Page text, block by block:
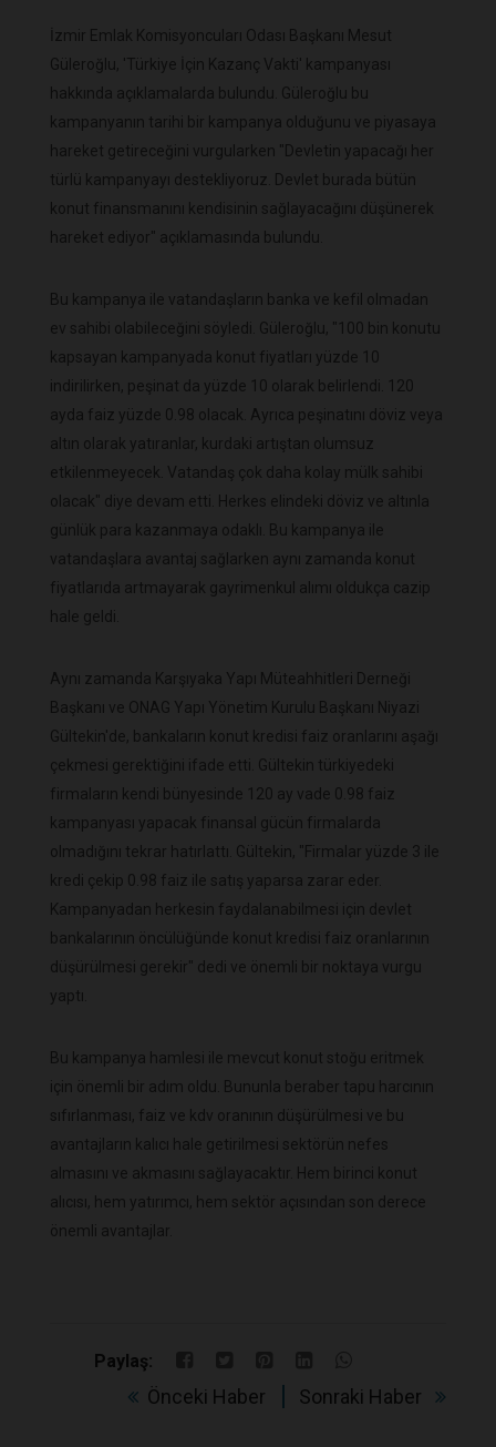
İzmir Emlak Komisyoncuları Odası Başkanı Mesut
Güleroğlu, 'Türkiye İçin Kazanç Vakti' kampanyası
hakkında açıklamalarda bulundu. Güleroğlu bu
kampanyanın tarihi bir kampanya olduğunu ve piyasaya
hareket getireceğini vurgularken "Devletin yapacağı her
türlü kampanyayı destekliyoruz. Devlet burada bütün
konut finansmanını kendisinin sağlayacağını düşünerek
hareket ediyor" açıklamasında bulundu.
Bu kampanya ile vatandaşların banka ve kefil olmadan
ev sahibi olabileceğini söyledi. Güleroğlu, "100 bin konutu
kapsayan kampanyada konut fiyatları yüzde 10
indirilirken, peşinat da yüzde 10 olarak belirlendi. 120
ayda faiz yüzde 0.98 olacak. Ayrıca peşinatını döviz veya
altın olarak yatıranlar, kurdaki artıştan olumsuz
etkilenmeyecek. Vatandaş çok daha kolay mülk sahibi
olacak" diye devam etti. Herkes elindeki döviz ve altınla
günlük para kazanmaya odaklı. Bu kampanya ile
vatandaşlara avantaj sağlarken aynı zamanda konut
fiyatlarıda artmayarak gayrimenkul alımı oldukça cazip
hale geldi.
Aynı zamanda Karşıyaka Yapı Müteahhitleri Derneği
Başkanı ve ONAG Yapı Yönetim Kurulu Başkanı Niyazi
Gültekin'de, bankaların konut kredisi faiz oranlarını aşağı
çekmesi gerektiğini ifade etti. Gültekin türkiyedeki
firmaların kendi bünyesinde 120 ay vade 0.98 faiz
kampanyası yapacak finansal gücün firmalarda
olmadığını tekrar hatırlattı. Gültekin, "Firmalar yüzde 3 ile
kredi çekip 0.98 faiz ile satış yaparsa zarar eder.
Kampanyadan herkesin faydalanabilmesi için devlet
bankalarının öncülüğünde konut kredisi faiz oranlarının
düşürülmesi gerekir" dedi ve önemli bir noktaya vurgu
yaptı.
Bu kampanya hamlesi ile mevcut konut stoğu eritmek
için önemli bir adım oldu. Bununla beraber tapu harcının
sıfırlanması, faiz ve kdv oranının düşürülmesi ve bu
avantajların kalıcı hale getirilmesi sektörün nefes
almasını ve akmasını sağlayacaktır. Hem birinci konut
alıcısı, hem yatırımcı, hem sektör açısından son derece
önemli avantajlar.
Paylaş:
Önceki Haber Sonraki Haber